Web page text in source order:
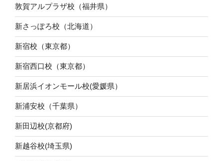
敦賀アルプラザ校（福井県）
新さっぽろ校（北海道）
新宿校（東京都）
新宿西口校（東京都）
新居浜イオンモール校(愛媛県）
新浦安校（千葉県）
新田辺校(京都府)
新越谷校(埼玉県)